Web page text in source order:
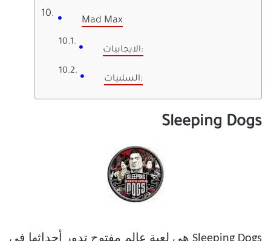
Mad Max
الايجابيات:
السلبيات:
Sleeping Dogs
Sleeping Dogs هي لعبة عالم مفتوح تدور أحداثها في